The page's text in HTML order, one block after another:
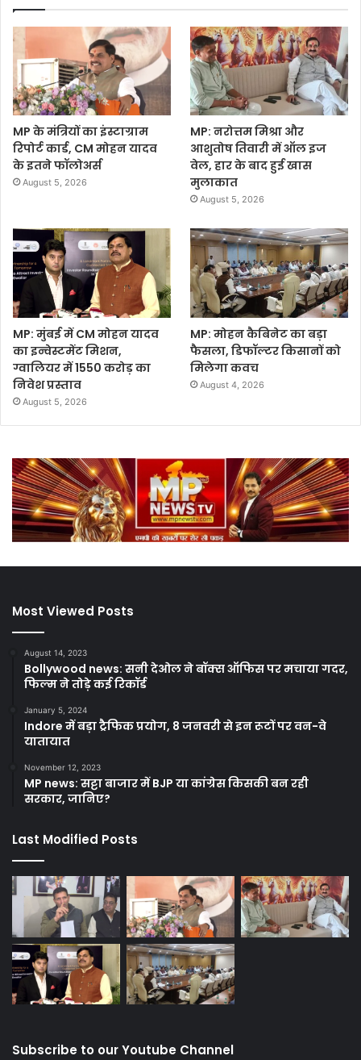
MP के मंत्रियों का इंस्टाग्राम
रिपोर्ट कार्ड, CM मोहन यादव
के इतने फॉलोअर्स
August 5, 2026
MP: नरोत्तम मिश्रा और
आशुतोष तिवारी में ऑल इज
वेल, हार के बाद हुई खास
मुलाकात
August 5, 2026
MP: मुंबई में CM मोहन यादव
का इन्वेस्टमेंट मिशन,
ग्वालियर में 1550 करोड़ का
निवेश प्रस्ताव
August 5, 2026
MP: मोहन कैबिनेट का बड़ा
फैसला, डिफॉल्टर किसानों को
मिलेगा कवच
August 4, 2026
Most Viewed Posts
August 14, 2023
Bollywood news: सनी देओल ने बॉक्स ऑफिस पर मचाया गदर,
फिल्म ने तोड़े कई रिकॉर्ड
January 5, 2024
Indore में बड़ा ट्रैफिक प्रयोग, 8 जनवरी से इन रूटों पर वन-वे
यातायात
November 12, 2023
MP news: सट्टा बाजार में BJP या कांग्रेस किसकी बन रही
सरकार, जानिए?
Last Modified Posts
Subscribe to our Youtube Channel